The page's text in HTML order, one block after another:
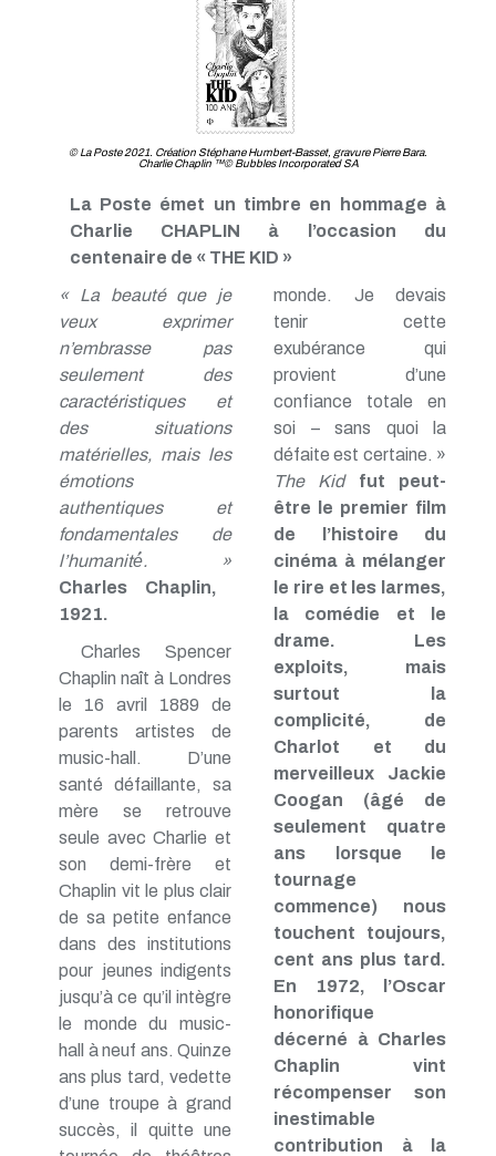
TP - Juillet 2019
TP - Juin 2019
TP - Avril 2019
TP - Mars 2019
TP - Février 2019
TP - Janvier 2019
TP - Décembre 2018
TP - Octobre 2018
TP - Septembre 2018
TP - Août 2018
TP - Juin 2018
TP - Mai 2018
TP - Avril 2018
TP - Mars 2018
TP - Janvier 2018
© La Poste 2021. Création Stéphane Humbert-Basset, gravure Pierre Bara.
Charlie Chaplin ™© Bubbles Incorporated SA
La Poste émet un timbre en hommage à
Charlie CHAPLIN à l’occasion du
centenaire de « THE KID »
« La beauté que je
veux exprimer
n’embrasse pas
seulement des
caractéristiques et
des situations
matérielles, mais les
émotions
authentiques et
fondamentales de
l’humanité́. »
Charles Chaplin,
1921.
Charles Spencer
Chaplin naît à Londres
le 16 avril 1889 de
parents artistes de
music-hall. D’une
santé défaillante, sa
mère se retrouve
seule avec Charlie et
son demi-frère et
Chaplin vit le plus clair
de sa petite enfance
dans des institutions
pour jeunes indigents
jusqu’à ce qu’il intègre
le monde du music-
hall à neuf ans. Quinze
ans plus tard, vedette
d’une troupe à grand
succès, il quitte une
monde. Je devais
tenir cette
exubérance qui
provient d’une
confiance totale en
soi – sans quoi la
défaite est certaine. »
The Kid
fut peut-
être le premier film
de l’histoire du
cinéma à mélanger
le rire et les larmes,
la comédie et le
drame. Les
exploits, mais
surtout la
complicité, de
Charlot et du
merveilleux Jackie
Coogan (âgé de
seulement quatre
ans lorsque le
tournage
commence) nous
touchent toujours,
cent ans plus tard.
En 1972, l’Oscar
honorifique
décerné à Charles
Chaplin vint
récompenser son
inestimable
contribution à la